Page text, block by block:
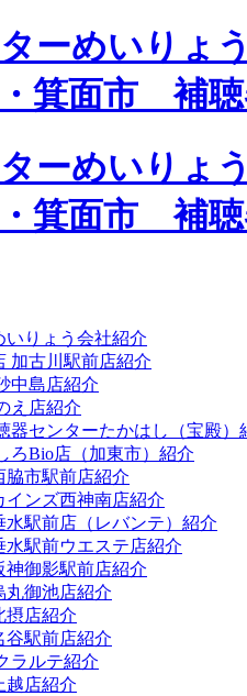
ーめいりょ
・箕面市 補
ーめいりょ
・箕面市 補
りょう会社紹介
加古川駅前店紹介
中島店紹介
え店紹介
器センターたかはし（宝殿）
ろBio店（加東市）紹介
市駅前店紹介
ンズ西神南店紹介
駅前店（レバンテ）紹介
駅前ウエステ店紹介
御影駅前店紹介
御池店紹介
店紹介
駅前店紹介
ラルテ紹介
店紹介